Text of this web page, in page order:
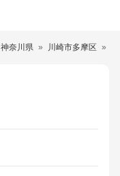
神奈川県 川崎市多摩区